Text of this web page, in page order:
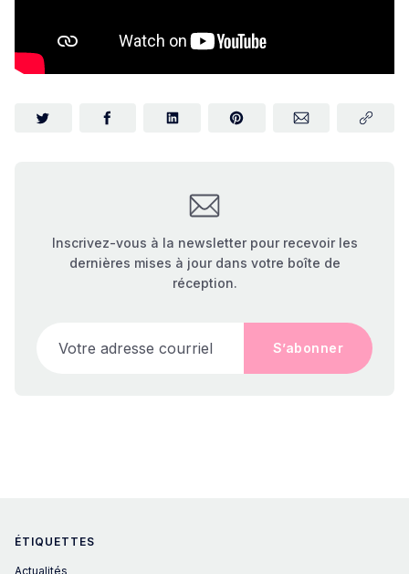
Inscrivez-vous à la newsletter pour recevoir les
dernières mises à jour dans votre boîte de
réception.
S’abonner
ÉTIQUETTES
Actualités